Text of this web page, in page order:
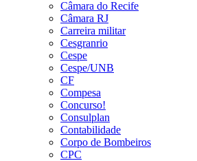
Câmara do Recife
Câmara RJ
Carreira militar
Cesgranrio
Cespe
Cespe/UNB
CF
Compesa
Concurso!
Consulplan
Contabilidade
Corpo de Bombeiros
CPC